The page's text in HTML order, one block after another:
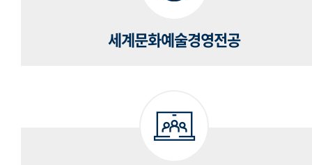
세계문화예술경영전공